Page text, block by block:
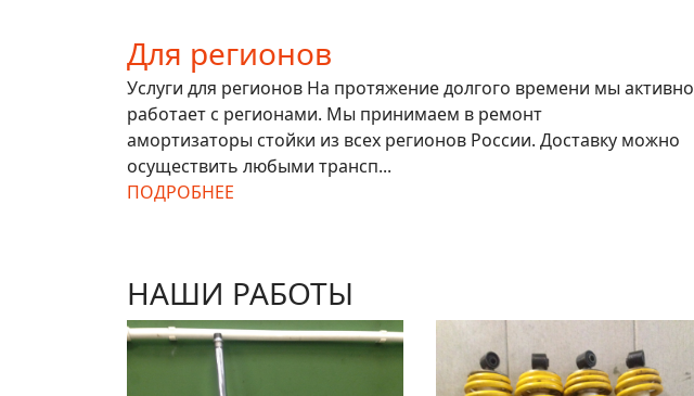
Для регионов
Услуги для регионов На протяжение долгого времени мы активно
работает с регионами. Мы принимаем в ремонт
амортизаторы стойки из всех регионов России. Доставку можно
осуществить любыми трансп...
ПОДРОБНЕЕ
НАШИ РАБОТЫ